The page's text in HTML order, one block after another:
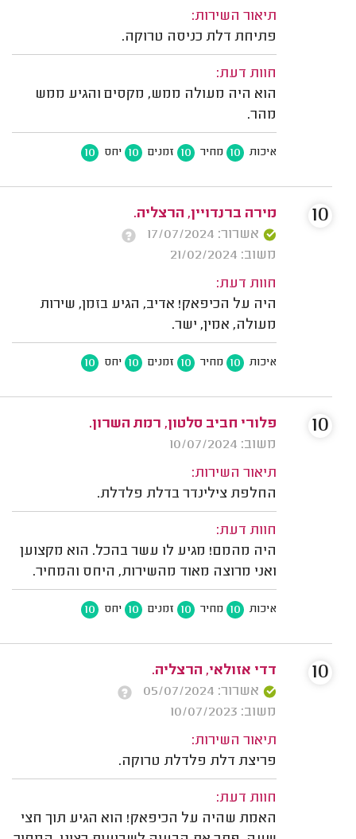
תיאור השירות:
פתיחת דלת כניסה טרוקה.
חוות דעת:
הוא היה מעולה ממש, מקסים והגיע ממש
מהר.
איכות 10 מחיר 10 זמנים 10 יחס 10
מירה ברנדויין, הרצליה.
אשרור: 17/07/2024
משוב: 21/02/2024
חוות דעת:
היה על הכיפאק! אדיב, הגיע בזמן, שירות
מעולה, אמין, ישר.
איכות 10 מחיר 10 זמנים 10 יחס 10
10
פלורי חביב סלטון, רמת השרון.
משוב: 10/07/2024
תיאור השירות:
החלפת צילינדר בדלת פלדלת.
חוות דעת:
היה מהמם! מגיע לו עשר בהכל. הוא מקצוען
ואני מרוצה מאוד מהשירות, היחס והמחיר.
איכות 10 מחיר 10 זמנים 10 יחס 10
10
דדי אזולאי, הרצליה.
אשרור: 05/07/2024
משוב: 10/07/2023
תיאור השירות:
פריצת דלת פלדלת טרוקה.
חוות דעת:
האמת שהיה על הכיפאק! הוא הגיע תוך חצי
10